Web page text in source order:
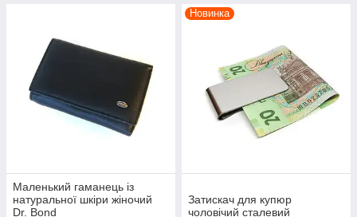
Маленький гаманець із
натуральної шкіри жіночий
Dr. Bond
Новинка
Затискач для купюр
чоловічий сталевий